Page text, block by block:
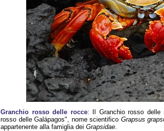
Granchio rosso delle rocce: Il Granchio rosso delle
rosso delle Galápagos", nome scientifico Grapsus
appartenente alla famiglia dei Grapsidae.